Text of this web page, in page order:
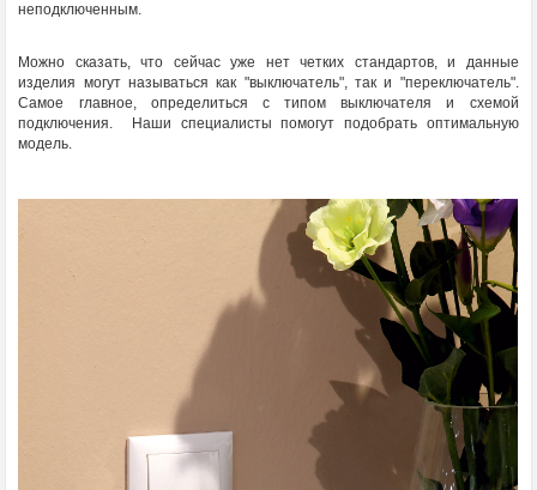
неподключенным.
Можно сказать, что сейчас уже нет четких стандартов, и данные
изделия могут называться как "выключатель", так и "переключатель".
Самое главное, определиться с типом выключателя и схемой
подключения. Наши специалисты помогут подобрать оптимальную
модель.